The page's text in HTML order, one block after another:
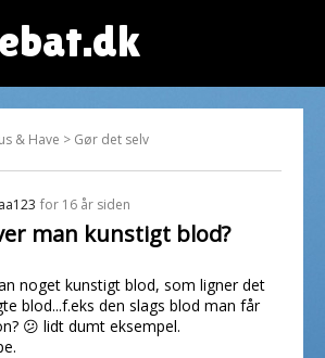
& Have > Gør det selv
for 16 år siden
man kunstigt blod?
noget kunstigt blod, som ligner det
blod...f.eks den slags blod man får
😕 lidt dumt eksempel.